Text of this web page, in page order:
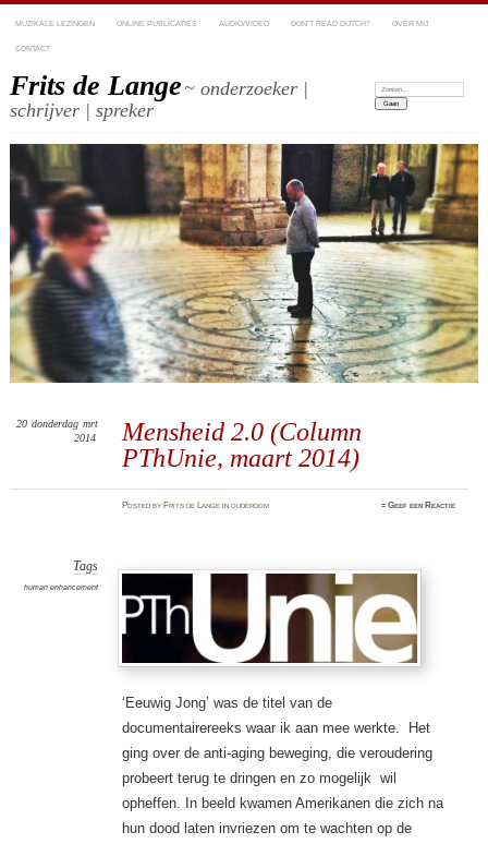
MUZIKALE LEZINGEN ONLINE PUBLICATIES AUDIO/VIDEO DON’T READ DUTCH? OVER MIJ
CONTACT
Frits de Lange~ onderzoeker |
schrijver | spreker
Zoeken:
Mensheid 2.0 (Column
PThUnie, maart 2014)
20 donderdag mrt
2014
PostedbyFrits de Lange inouderdom ≈Geef een Reactie
Tags
human enhancement
‘Eeuwig Jong’ was de titel van de
documentairereeks waar ik aan mee werkte.
Het
ging over de anti-aging beweging, die veroudering
probeert terug te dringen en zo mogelijk wil
opheffen. In beeld kwamen Amerikanen die zich na
hun dood laten invriezen om te wachten op de